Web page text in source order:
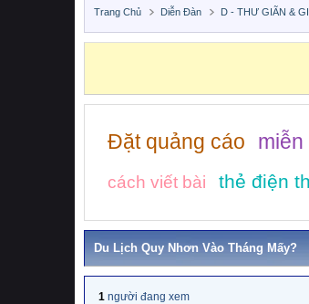
Trang Chủ Diễn Đàn D - THƯ GIÃN &
Đặt quảng cáo
cách viết bài thẻ điện
Du Lịch Quy Nhơn Vào Tháng Mấy?
1 người đang xem